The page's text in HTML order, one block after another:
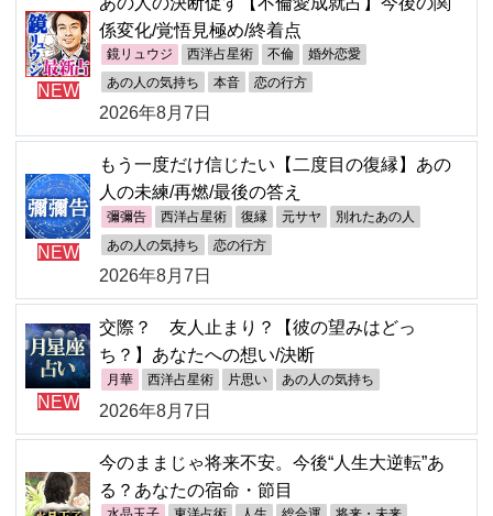
NEW
係変化/覚悟見極め/終着点
鏡リュウジ 西洋占星術 不倫 婚外恋愛
あの人の気持ち 本音 恋の行方
2026年8月7日
NEW
もう一度だけ信じたい【二度目の復縁】あの
人の未練/再燃/最後の答え
彌彌告 西洋占星術 復縁 元サヤ 別れたあの人
あの人の気持ち 恋の行方
2026年8月7日
NEW
交際？ 友人止まり？【彼の望みはどっ
ち？】あなたへの想い/決断
月華 西洋占星術 片思い あの人の気持ち
2026年8月7日
今のままじゃ将来不安。今後“人生大逆転”あ
る？あなたの宿命・節目